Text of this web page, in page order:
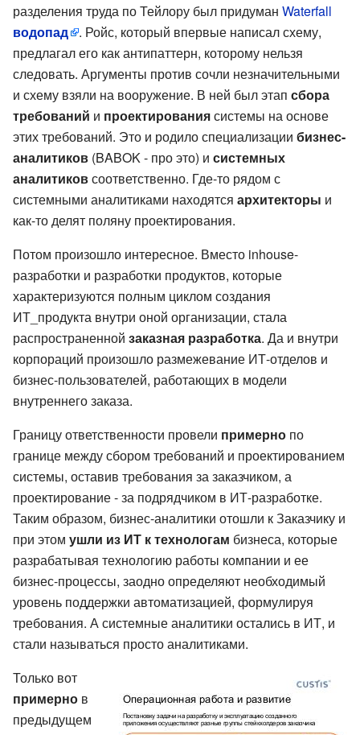
разделения труда по Тейлору был придуман Waterfall
водопад
. Ройс, который впервые написал схему,
предлагал его как антипаттерн, которому нельзя
следовать. Аргументы против сочли незначительными
и схему взяли на вооружение. В ней был этап сбора
требований и проектированиясистемы на основе
этих требований. Это и родило специализации бизнес-
аналитиков (BABOK - про это) и системных
аналитиковсоответственно. Где-то рядом с
системными аналитиками находятся архитекторы и
как-то делят поляну проектирования.
Потом произошло интересное. Вместо inhouse-
разработки и разработки продуктов, которые
характеризуются полным циклом создания
ИТ_продукта внутри оной организации, стала
распространенной заказная разработка. Да и внутри
корпораций произошло размежевание ИТ-отделов и
бизнес-пользователей, работающих в модели
внутреннего заказа.
Границу ответственности провели примерно по
границе между сбором требований и проектированием
системы, оставив требования за заказчиком, а
проектирование - за подрядчиком в ИТ-разработке.
Таким образом, бизнес-аналитики отошли к Заказчику и
при этом ушли из ИТ к технологам бизнеса, которые
разрабатывая технологию работы компании и ее
бизнес-процессы, заодно определяют необходимый
уровень поддержки автоматизацией, формулируя
требования. А системные аналитики остались в ИТ, и
стали называться просто аналитиками.
Только вот
примерно в
предыдущем